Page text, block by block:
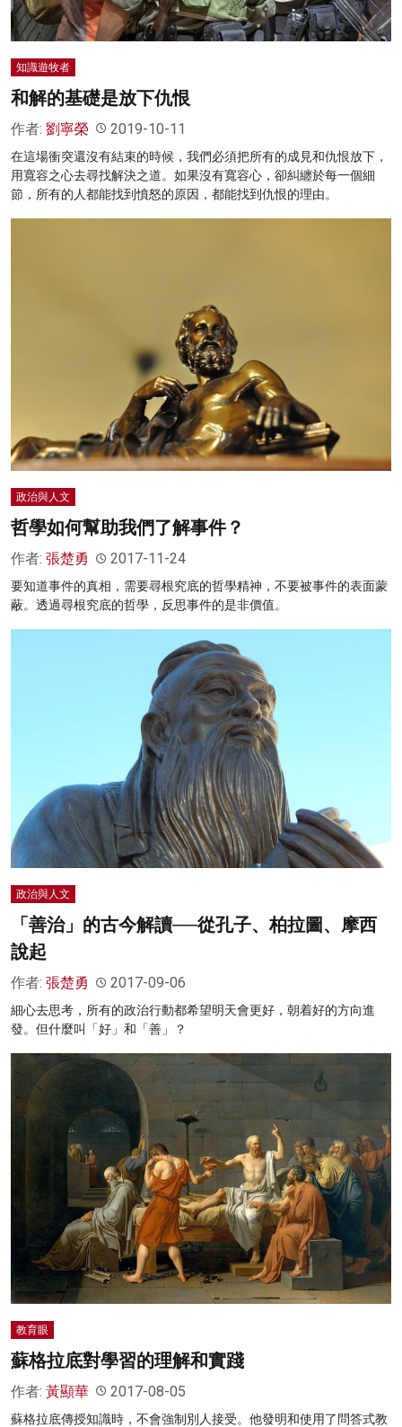
知識遊牧者
和解的基礎是放下仇恨
作者: 劉寧榮 2019-10-11
在這場衝突還沒有結束的時候，我們必須把所有的成見和仇恨放下，
用寬容之心去尋找解決之道。如果沒有寬容心，卻糾纏於每一個細
節，所有的人都能找到憤怒的原因，都能找到仇恨的理由。
政治與人文
哲學如何幫助我們了解事件？
作者: 張楚勇 2017-11-24
要知道事件的真相，需要尋根究底的哲學精神，不要被事件的表面蒙
蔽。透過尋根究底的哲學，反思事件的是非價值。
政治與人文
「善治」的古今解讀──從孔子、柏拉圖、摩西
說起
作者: 張楚勇 2017-09-06
細心去思考，所有的政治行動都希望明天會更好，朝着好的方向進
發。但什麼叫「好」和「善」？
教育眼
蘇格拉底對學習的理解和實踐
作者: 黃顯華 2017-08-05
蘇格拉底傳授知識時，不會強制別人接受。他發明和使用了問答式教